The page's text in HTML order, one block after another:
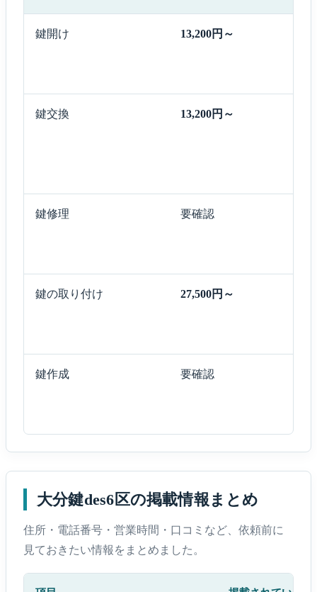
鍵開け 13,200円～
鍵交換 13,200円～
鍵修理 要確認
鍵の取り付け 27,500円～
鍵作成 要確認
大分鍵des6区の掲載情報まとめ
住所・電話番号・営業時間・口コミなど、依頼前に
見ておきたい情報をまとめました。